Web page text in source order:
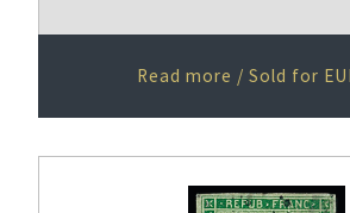
Read more / Sold for